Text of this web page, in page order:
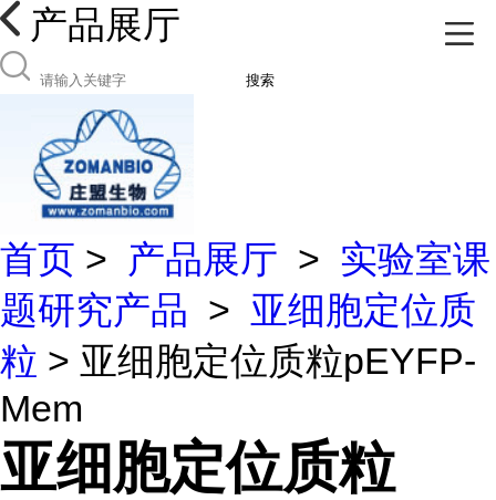
产品展厅
搜索
首页 > 产品展厅 > 实验室课
题研究产品 > 亚细胞定位质
粒 > 亚细胞定位质粒pEYFP-
Mem
亚细胞定位质粒